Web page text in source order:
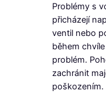
Problémy s
přicházejí
ventil nebo
během
problém.
zachránit